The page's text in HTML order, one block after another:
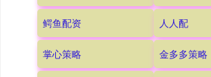
鳄鱼配资 人人配
掌心策略 金多多策略